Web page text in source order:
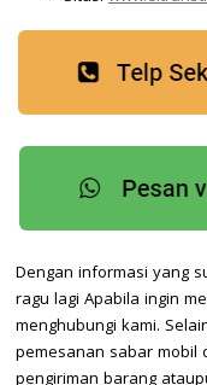
Dengan informasi yang
ragu lagi Apabila ingin
menghubungi kami.
pemesanan sabar mobil